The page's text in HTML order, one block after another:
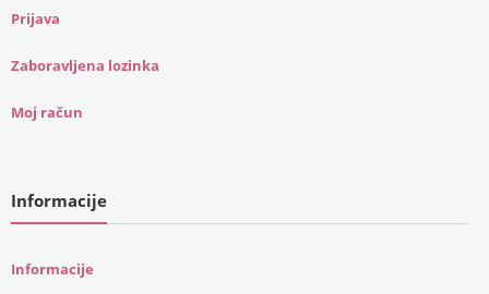
Prijava
Zaboravljena lozinka
Moj račun
Informacije
Informacije